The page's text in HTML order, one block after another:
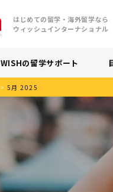
はじめての留学・海外留学なら
ウィッシュインターナショナル
WISHの留学サポート
> 5月 2025